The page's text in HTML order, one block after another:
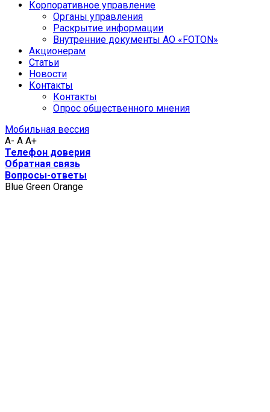
Корпоративное управление
Органы управления
Раскрытие информации
Внутренние документы АО «FOTON»
Акционерам
Статьи
Новости
Контакты
Контакты
Опрос общественного мнения
Мобильная вессия
A- A A+
Телефон доверия
Обратная связь
Вопросы-ответы
Blue Green Orange